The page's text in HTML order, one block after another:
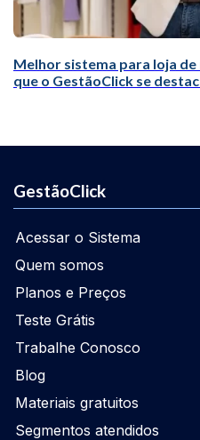
Melhor sistema para loja
que o GestãoClick se
GestãoClick
Acessar o Sistema
Quem somos
Planos e Preços
Teste Grátis
Trabalhe Conosco
Blog
Materiais gratuitos
Segmentos atendidos